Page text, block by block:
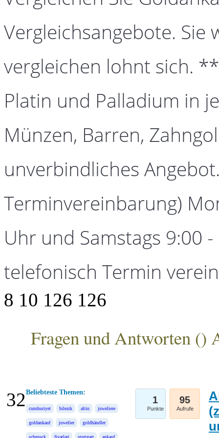
Vergleichsangebote. Sie
vergleichen lohnt sich.
Platin und Palladium in
Münzen, Barren,
unverbindliches
Terminvereinbarung)
Uhr und Samstags 9:00
telefonisch Termin
8 10 126 126
Fragen und Antworten ()
Beliebteste Themen:
cumhuriyet bilezik altin juweliere
goldankauf juwelier goldhändler
schmuck fiyatlari stuttgart ankauf
1
Punkte
95
Aufrufe
32